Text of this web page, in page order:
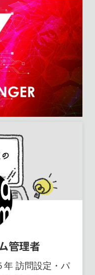
管理者
訪問設定・パ